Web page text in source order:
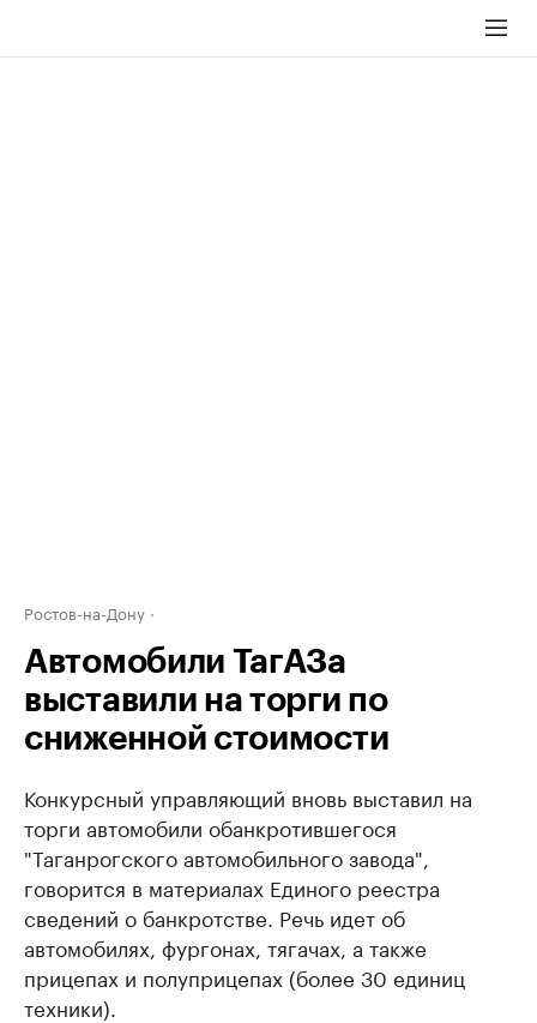
Ростов-на-Дону
Автомобили ТагАЗа
выставили на торги по
сниженной стоимости
Конкурсный управляющий вновь выставил на
торги автомобили обанкротившегося
"Таганрогского автомобильного завода",
говорится в материалах Единого реестра
сведений о банкротстве. Речь идет об
автомобилях, фургонах, тягачах, а также
прицепах и полуприцепах (более 30 единиц
техники).